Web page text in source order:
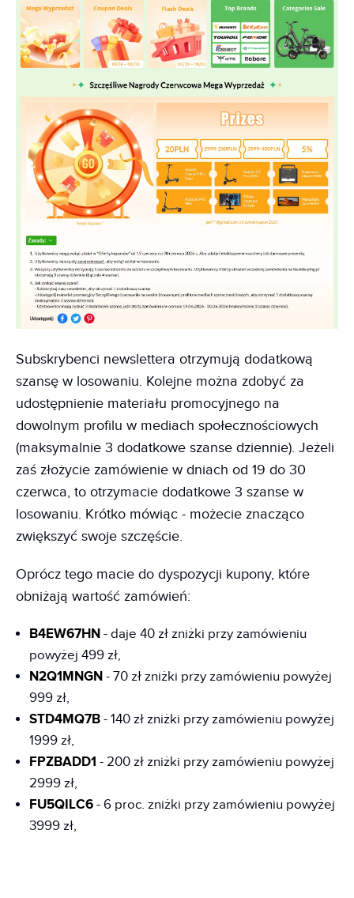
Subskrybenci newslettera otrzymują dodatkową
szansę w losowaniu. Kolejne można zdobyć za
udostępnienie materiału promocyjnego na
dowolnym profilu w mediach społecznościowych
(maksymalnie 3 dodatkowe szanse dziennie). Jeżeli
zaś złożycie zamówienie w dniach od 19 do 30
czerwca, to otrzymacie dodatkowe 3 szanse w
losowaniu. Krótko mówiąc - możecie znacząco
zwiększyć swoje szczęście.
Oprócz tego macie do dyspozycji kupony, które
obniżają wartość zamówień:
B4EW67HN - daje 40 zł zniżki przy zamówieniu
powyżej 499 zł,
N2Q1MNGN - 70 zł zniżki przy zamówieniu powyżej
999 zł,
STD4MQ7B - 140 zł zniżki przy zamówieniu powyżej
1999 zł,
FPZBADD1 - 200 zł zniżki przy zamówieniu powyżej
2999 zł,
FU5QILC6 - 6 proc. zniżki przy zamówieniu powyżej
3999 zł,